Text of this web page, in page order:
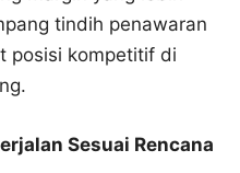
tindih penawaran
posisi kompetitif di
Sesuai Rencana